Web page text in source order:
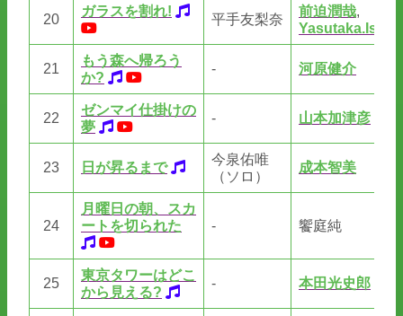
20
ガラスを割れ!
平手友梨奈
前迫潤哉,
Yasutaka.Ishio
21
もう森へ帰ろう
か?
- 河原健介
22
ゼンマイ仕掛けの
夢
- 山本加津彦
23 日が昇るまで
今泉佑唯
（ソロ）
成本智美
24
月曜日の朝、スカ
ートを切られた
- 饗庭純
25
東京タワーはどこ
から見える?
- 本田光史郎